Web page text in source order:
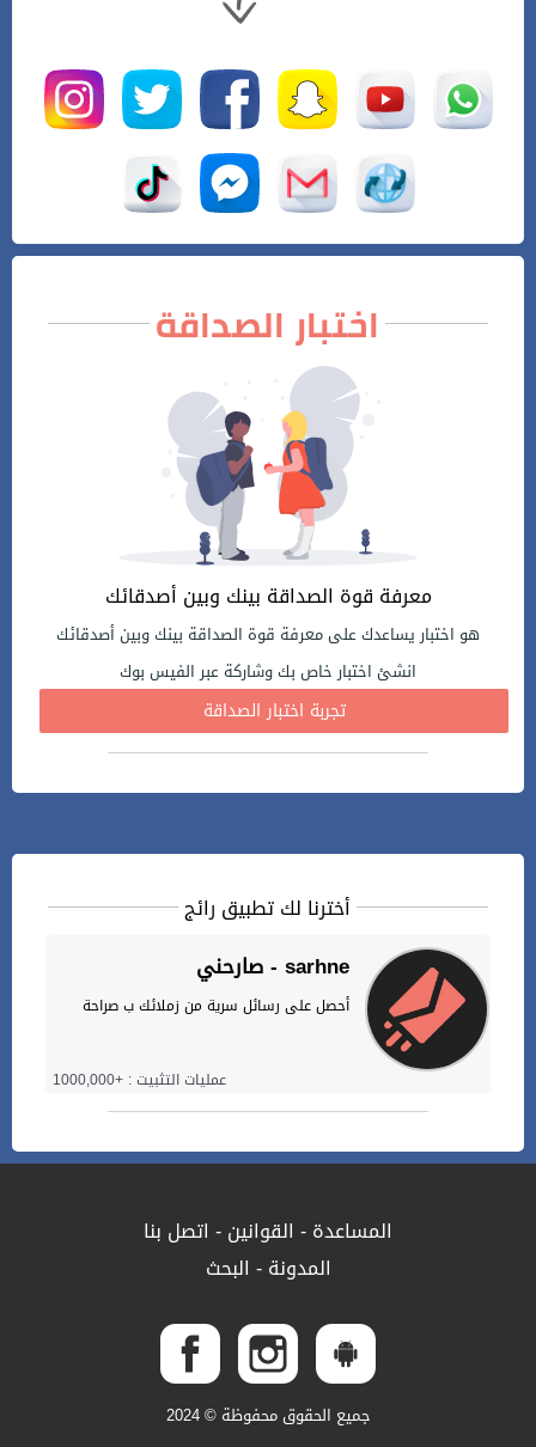
اختبار الصداقة
معرفة قوة الصداقة بينك وبين أصدقائك
هو اختبار يساعدك على معرفة قوة الصداقة بينك وبين أصدقائك
انشئ اختبار خاص بك وشاركة عبر الفيس بوك
تجربة اختبار الصداقة
أخترنا لك تطبيق رائج
صارحني - sarhne
أحصل على رسائل سرية من زملائك ب صراحة
عمليات التثبيت : +1000,000
المساعدة- القوانين- اتصل بنا
المدونة- البحث
جميع الحقوق محفوظة © 2024